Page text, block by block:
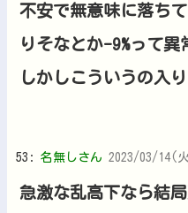
不安で無意味に落ち
りそなとか-9%って異
しかしこういうの入
53: 名無しさん 2023/03/14(
急激な乱高下なら結